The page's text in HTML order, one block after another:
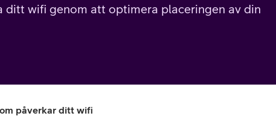
ditt wifi genom att optimera placeringen av din
påverkar ditt wifi